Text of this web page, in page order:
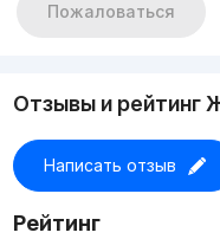
Пожаловаться
Отзывы и рейтинг
Написать отзыв
Рейтинг